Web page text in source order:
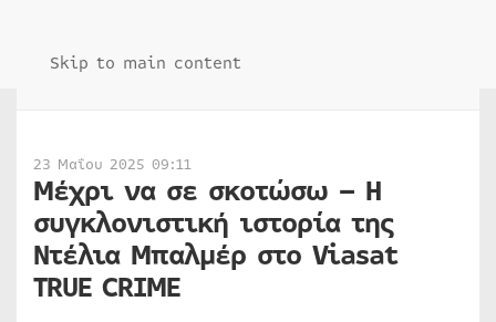
Skip to main content
23 Μαΐου 2025 09:11
Μέχρι να σε σκοτώσω – Η
συγκλονιστική ιστορία της
Ντέλια Μπαλμέρ στο Viasat
TRUE CRIME